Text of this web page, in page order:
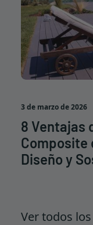
3 de marzo de 2026
8 Ventajas
Composite
Diseño y
Ver todos